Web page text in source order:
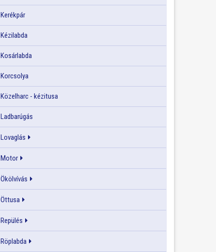
Kerékpár
Kézilabda
Kosárlabda
Korcsolya
Közelharc - kézitusa
Ladbarúgás
Lovaglás
Motor
Ökölvívás
Öttusa
Repülés
Röplabda